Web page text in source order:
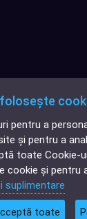
Cauți
îți face griji.
pentru a
și pentru a
toate Cookie-
cookie și pentru
suplimentare
toate